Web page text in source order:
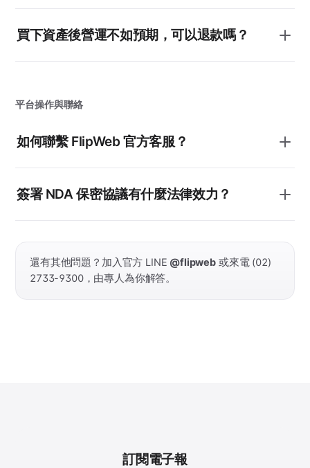
買下資產後營運不如預期，可以退款嗎？
平台操作與聯絡
如何聯繫 FlipWeb 官方客服？
簽署 NDA 保密協議有什麼法律效力？
還有其他問題？加入官方 LINE @flipweb 或來電 (02)
2733-9300，由專人為你解答。
訂閱電子報